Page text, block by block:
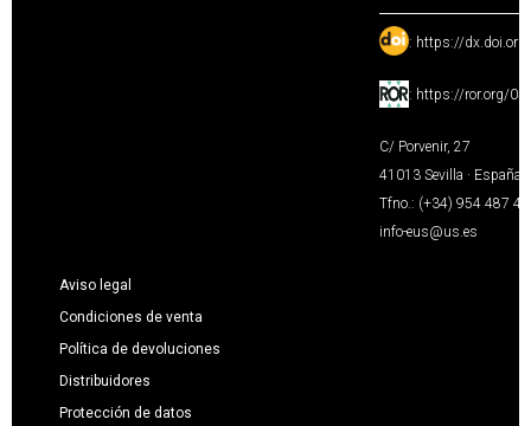
: https://
: https://ror.org/
C/ Porvenir, 27
41013 Sevilla · España
Tfno.: (+34) 954 487
info-eus@us.es
Aviso legal
Condiciones de venta
Política de devoluciones
Distribuidores
Protección de datos